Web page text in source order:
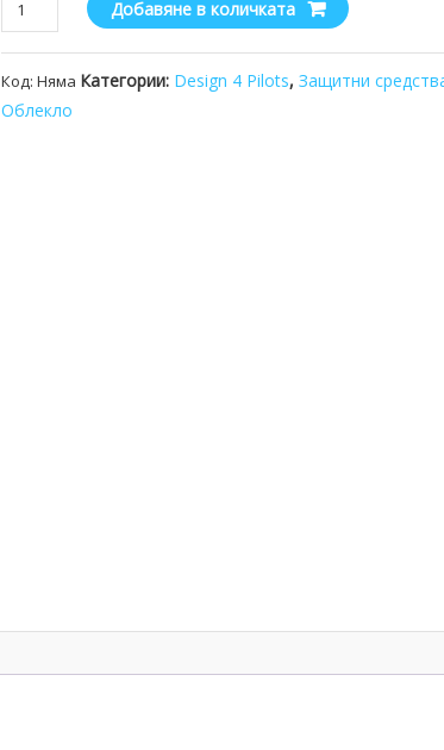
за
Светлоотразителна
жилетка
Pilot
Добавяне в количката
Код:Няма Категории: Design 4 Pilots,Защитни
Облекло